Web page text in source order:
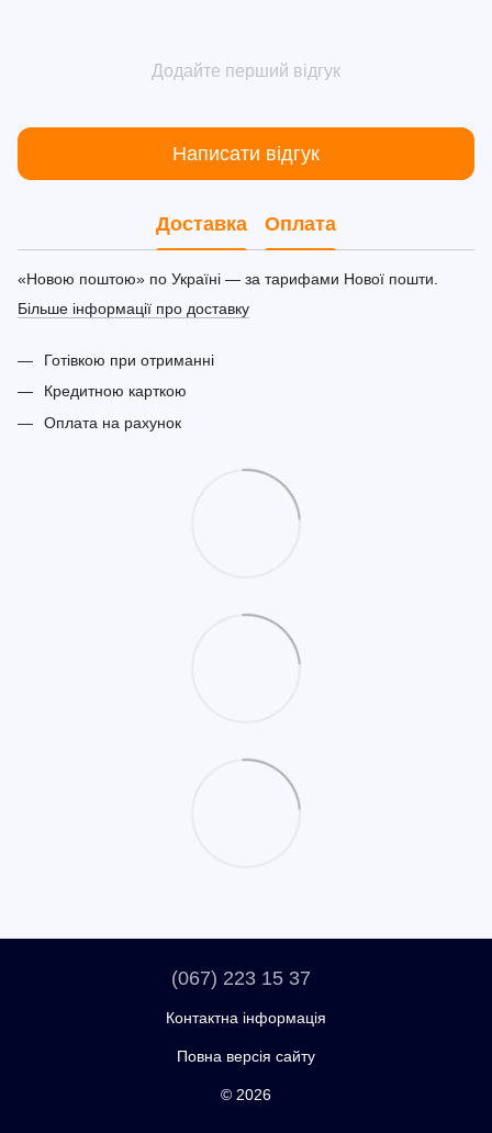
Додайте перший відгук
Написати відгук
Доставка Оплата
«Новою поштою» по Україні — за тарифами Нової пошти.
Більше інформації про доставку
Готівкою при отриманні
Кредитною карткою
Оплата на рахунок
(067) 223 15 37
Контактна інформація
Повна версія сайту
© 2026